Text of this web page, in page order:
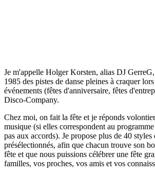
Je m'appelle Holger Korsten, alias DJ
1985 des pistes de danse pleines à craquer
événements (fêtes d'anniversaire, fêtes
Disco-Company.
Chez moi, on fait la fête et je réponds
musique (si elles correspondent au
pas aux accords). Je propose plus de 40 styles
présélectionnés, afin que chacun trouve son
fête et que nous puissions célébrer une fête
familles, vos proches, vos amis et vos